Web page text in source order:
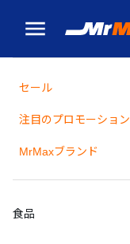
セール
注目のプロモーション
MrMaxブランド
食品